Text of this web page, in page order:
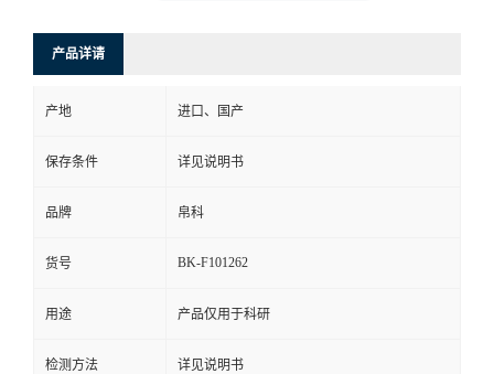
产品详请
产地 进口、国产
保存条件 详见说明书
品牌 帛科
货号 BK-F101262
用途 产品仅用于科研
检测方法 详见说明书